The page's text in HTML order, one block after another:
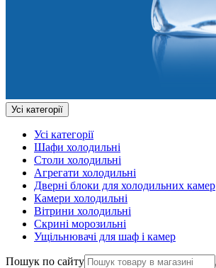
Усі категорії
Усі категорії
Шафи холодильні
Столи холодильні
Агрегати холодильні
Дверні блоки для холодильних камер
Камери холодильні
Вітрини холодильні
Скрині морозильні
Ущільнювачі для шаф і камер
Пошук по сайту